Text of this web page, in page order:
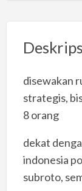
disewakan
strategis,
8 orang
dekat
indonesia
subroto,